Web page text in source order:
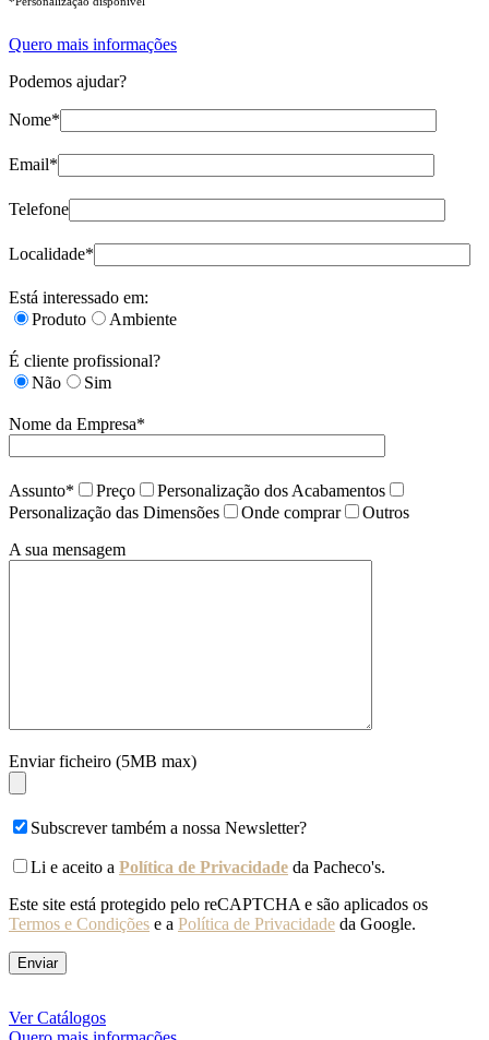
Quero mais informações
Podemos ajudar?
Nome*
Email*
Telefone
Localidade*
Está interessado em:
Produto
Ambiente
É cliente profissional?
Não
Sim
Nome da Empresa*
Assunto* Preço
Personalização dos Acabamentos
Personalização das Dimensões
Onde comprar
Outros
A sua mensagem
Enviar ficheiro (5MB max)
Subscrever também a nossa Newsletter?
Li e aceito a Política de Privacidade da Pacheco's.
Este site está protegido pelo reCAPTCHA e são aplicados os
Termos e Condições e a Política de Privacidade da Google.
Ver Catálogos